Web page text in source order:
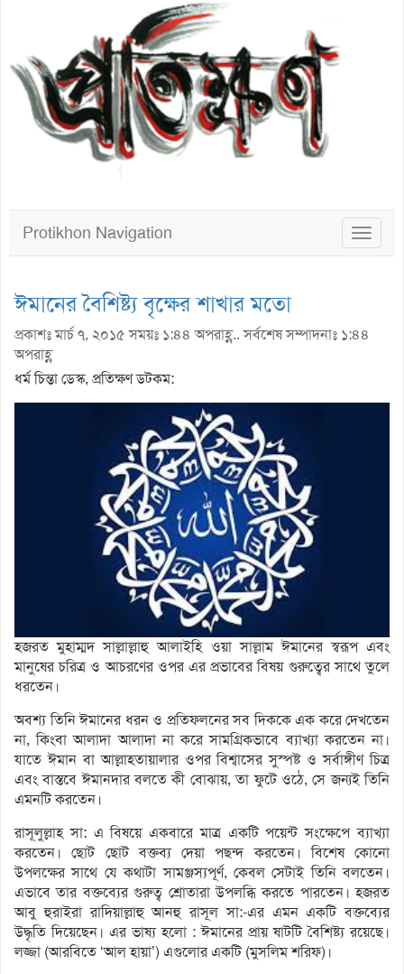
Toggle
Protikhon Navigation
ঈমানের বৈশিষ্ট্য বৃক্ষের শাখার মতো
প্রকাশঃ মার্চ ৭, ২০১৫ সময়ঃ ১:৪৪ অপরাহ্ণ.. সর্বশেষ সম্পাদনাঃ ১:৪৪
অপরাহ্ণ
ধর্ম চিন্তা ডেস্ক, প্রতিক্ষণ ডটকম:
হজরত মুহাম্মদ সাল্লাল্লাহু আলাইহি ওয়া সাল্লাম ঈমানের স্বরূপ এবং
মানুষের চরিত্র ও আচরণের ওপর এর প্রভাবের বিষয় গুরুত্বের সাথে তুলে
ধরতেন।
অবশ্য তিনি ঈমানের ধরন ও প্রতিফলনের সব দিককে এক করে দেখতেন
না, কিংবা আলাদা আলাদা না করে সামগ্রিকভাবে ব্যাখ্যা করতেন না।
যাতে ঈমান বা আল্লাহতায়ালার ওপর বিশ্বাসের সুস্পষ্ট ও সর্বাঙ্গীণ চিত্র
এবং বাস্তবে ঈমানদার বলতে কী বোঝায়, তা ফুটে ওঠে, সে জন্যই তিনি
এমনটি করতেন।
রাসূলুল্লাহ সা: এ বিষয়ে একবারে মাত্র একটি পয়েন্ট সংক্ষেপে ব্যাখ্যা
করতেন। ছোট ছোট বক্তব্য দেয়া পছন্দ করতেন। বিশেষ কোনো
উপলক্ষের সাথে যে কথাটা সামঞ্জস্যপূর্ণ, কেবল সেটাই তিনি বলতেন।
এভাবে তার বক্তব্যের গুরুত্ব শ্রোতারা উপলব্ধি করতে পারতেন। হজরত
আবু হুরাইরা রাদিয়াল্লাহু আনহু রাসূল সা:-এর এমন একটি বক্তব্যের
উদ্ধৃতি দিয়েছেন। এর ভাষ্য হলো : ঈমানের প্রায় ষাটটি বৈশিষ্ট্য রয়েছে।
লজ্জা (আরবিতে ‘আল হায়া’) এগুলোর একটি (মুসলিম শরিফ)।